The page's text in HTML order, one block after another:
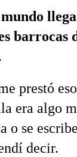
llega
barrocas
prestó
era algo
o se
decir.